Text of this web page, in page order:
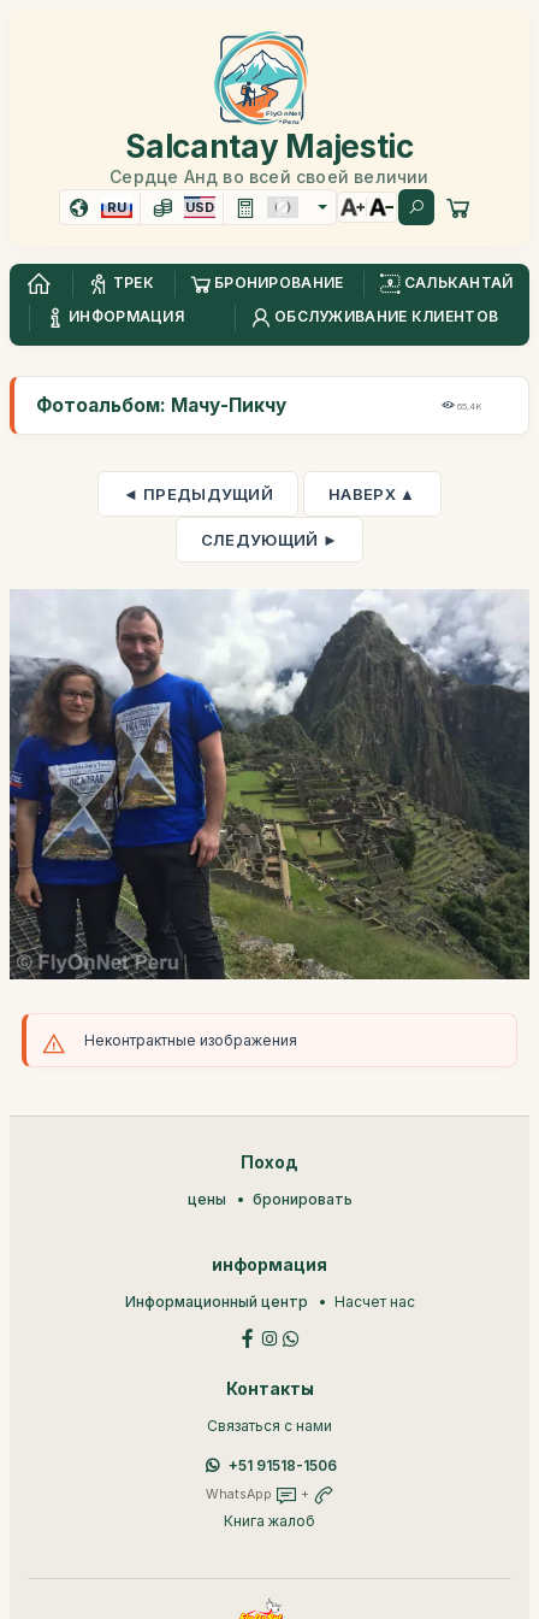
Salcantay Majestic
Сердце Анд во всей своей величии
RU USD
ТРЕК БРОНИРОВАНИЕ
САЛЬКАНТАЙ
ИНФОРМАЦИЯ
ОБСЛУЖИВАНИЕ КЛИЕНТОВ
Фотоальбом: Мачу-Пикчу 65,4K
◄ ПРЕДЫДУЩИЙ НАВЕРХ ▲
СЛЕДУЮЩИЙ ►
Неконтрактные изображения
Поход
цены бронировать
информация
Информационный центр Насчет нас
Контакты
Связаться с нами
+51 91518-1506
WhatsApp +
Книга жалоб